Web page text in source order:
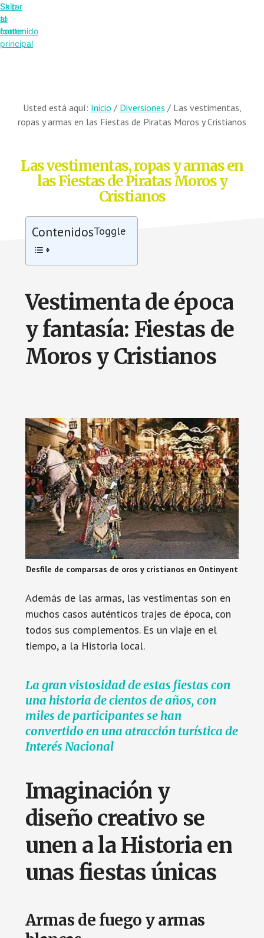
Saltar
al
contenido
principal
Skip
to
footer
Usted está aquí: Inicio / Diversiones /Las vestimentas,
ropas y armas en las Fiestas de Piratas Moros y Cristianos
Las vestimentas, ropas y armas en
las Fiestas de Piratas Moros y
Cristianos
ContenidosToggle
Vestimenta de época
y fantasía: Fiestas de
Moros y Cristianos
Desfile de comparsas de oros y cristianos en Ontinyent
Además de las armas, las vestimentas son en
muchos casos auténticos trajes de época, con
todos sus complementos. Es un viaje en el
tiempo, a la Historia local.
La gran vistosidad de estas fiestas con
una historia de cientos de años, con
miles de participantes se han
convertido en una atracción turística de
Interés Nacional
Imaginación y
diseño creativo se
unen a la Historia en
unas fiestas únicas
Armas de fuego y armas